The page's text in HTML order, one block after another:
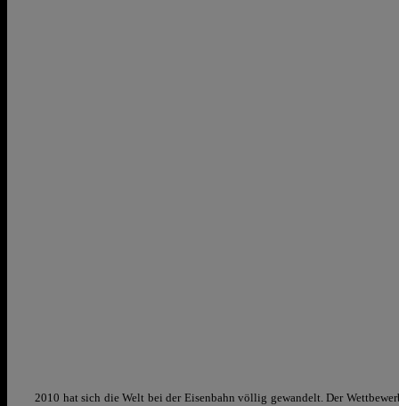
2010 hat sich die Welt bei der Eisenbahn völlig gewandelt. Der